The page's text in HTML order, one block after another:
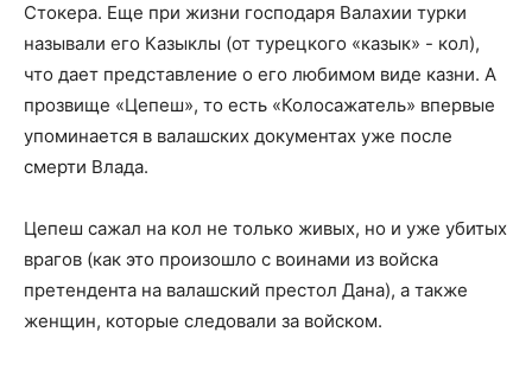
Стокера. Еще при жизни господаря Валахии турки
называли его Казыклы (от турецкого «казык» - кол),
что дает представление о его любимом виде казни. А
прозвище «Цепеш», то есть «Колосажатель» впервые
упоминается в валашских документах уже после
смерти Влада.
Цепеш сажал на кол не только живых, но и уже убитых
врагов (как это произошло с воинами из войска
претендента на валашский престол Дана), а также
женщин, которые следовали за войском.